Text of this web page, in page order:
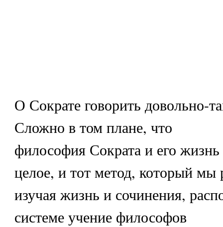
О Сократе говорить довольно-
Сложно в том плане, что
философия Сократа и его
целое, и тот метод, который мы
изучая жизнь и сочинения,
системе учение философов